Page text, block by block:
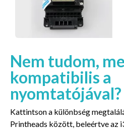
Nem tudom,
kompatibilis a
nyomtatójával?
Kattintson a különbség
Printheads között, beleértve az